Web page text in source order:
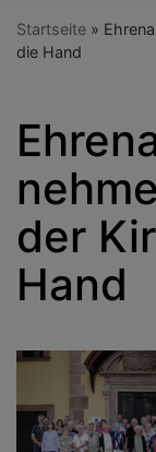
Startseite
die Hand
der
Hand